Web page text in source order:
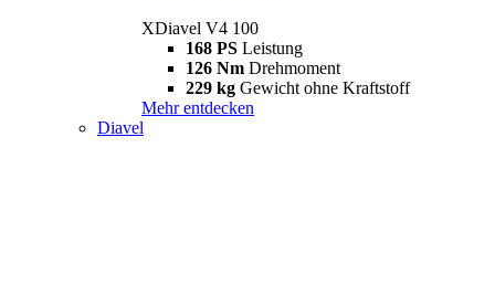
XDiavel V4 100
168 PS Leistung
126 Nm Drehmoment
229 kg Gewicht ohne Kraftstoff
Mehr entdecken
Diavel